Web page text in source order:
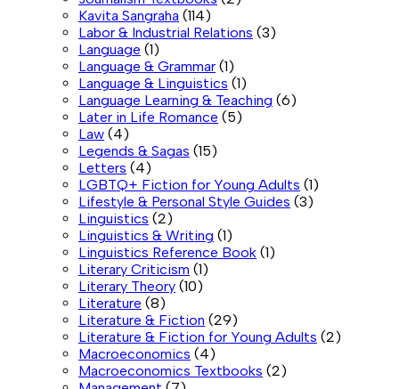
Kavita Sangraha (114)
Labor & Industrial Relations (3)
Language (1)
Language & Grammar (1)
Language & Linguistics (1)
Language Learning & Teaching (6)
Later in Life Romance (5)
Law (4)
Legends & Sagas (15)
Letters (4)
LGBTQ+ Fiction for Young Adults (1)
Lifestyle & Personal Style Guides (3)
Linguistics (2)
Linguistics & Writing (1)
Linguistics Reference Book (1)
Literary Criticism (1)
Literary Theory (10)
Literature (8)
Literature & Fiction (29)
Literature & Fiction for Young Adults (2)
Macroeconomics (4)
Macroeconomics Textbooks (2)